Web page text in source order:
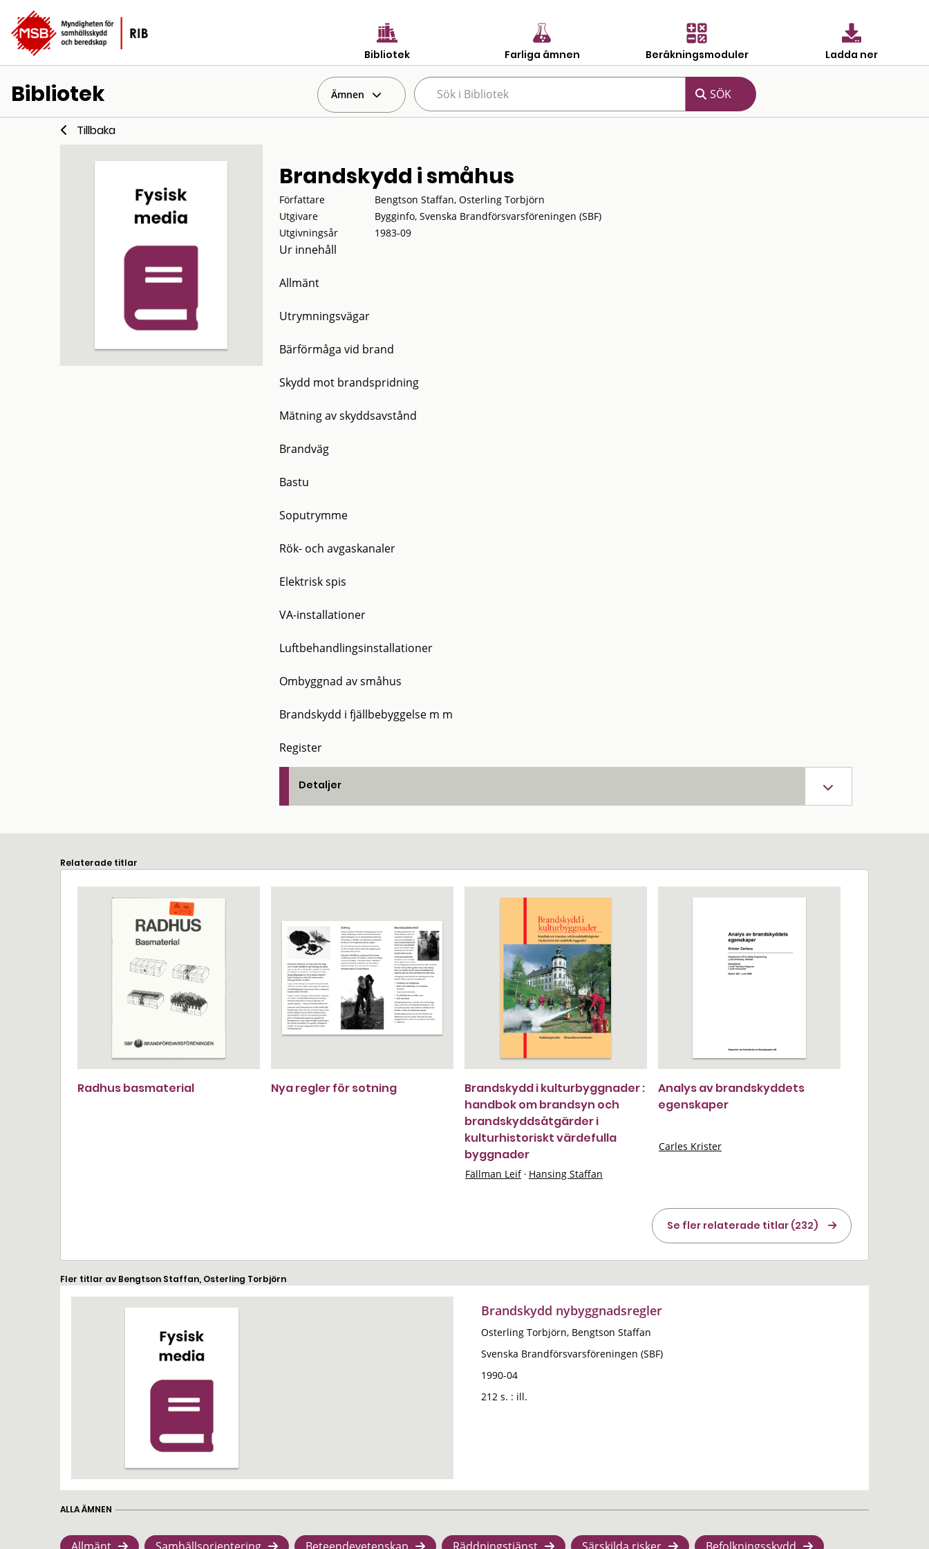
Bibliotek Farliga ämnen Beräkningsmoduler Ladda ner
Bibliotek Ämnen
Tillbaka
Brandskydd i småhus
Författare
Bengtson Staffan, Osterling Torbjörn
Utgivare
Bygginfo, Svenska Brandförsvarsföreningen (SBF)
Utgivningsår
1983-09
Ur innehåll
Allmänt
Utrymningsvägar
Bärförmåga vid brand
Skydd mot brandspridning
Mätning av skyddsavstånd
Brandväg
Bastu
Soputrymme
Rök- och avgaskanaler
Elektrisk spis
VA-installationer
Luftbehandlingsinstallationer
Ombyggnad av småhus
Brandskydd i fjällbebyggelse m m
Register
Detaljer
Relaterade titlar
Radhus basmaterial Nya regler för sotning
Brandskydd i kulturbyggnader :
handbok om brandsyn och
brandskyddsåtgärder i
kulturhistoriskt värdefulla
byggnader
Fällman Leif · Hansing Staffan
Analys av brandskyddets
egenskaper
Carles Krister
Se fler relaterade titlar (232)
Fler titlar av Bengtson Staffan, Osterling Torbjörn
Brandskydd nybyggnadsregler
Osterling Torbjörn, Bengtson Staffan
Svenska Brandförsvarsföreningen (SBF)
1990-04
212 s. : ill.
ALLA ÄMNEN